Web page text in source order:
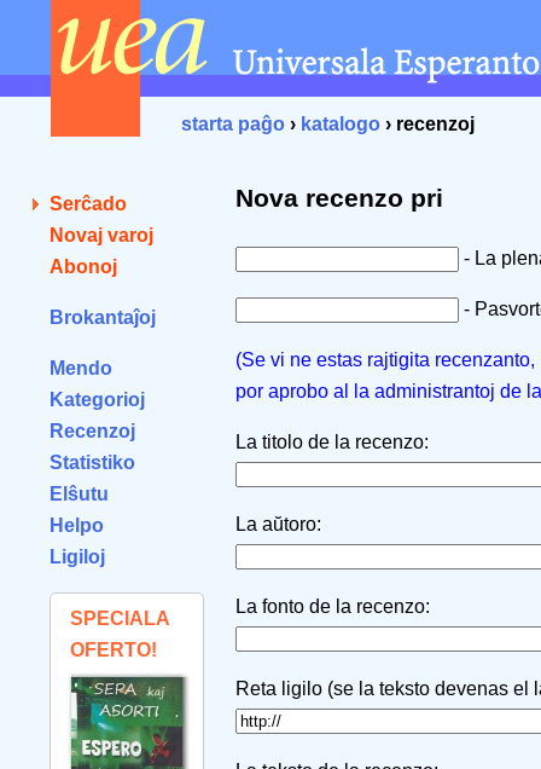
starta paĝo › katalogo › recenzoj
Serĉado
Novaj varoj
Abonoj
Brokantaĵoj
Mendo
Kategorioj
Recenzoj
Statistiko
Elŝutu
Helpo
Ligiloj
SPECIALA
OFERTO!
Nova recenzo pri
- La
-
(Se vi ne estas rajtigita
por aprobo al la administrantoj de
La titolo de la recenzo:
La aŭtoro:
La fonto de la recenzo:
Reta ligilo (se la teksto devenas el